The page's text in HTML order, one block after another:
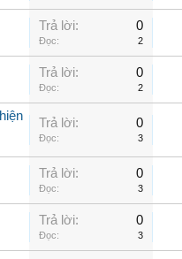
Trả lời: 0
Đọc: 2
Trả lời: 0
Đọc: 2
Trả lời: 0
Đọc: 3
Trả lời: 0
Đọc: 3
Trả lời: 0
Đọc: 3